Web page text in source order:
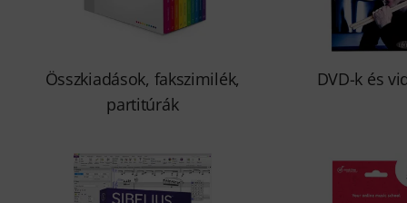
Összkiadások, fakszimilék,
partitúrák
DVD-k és